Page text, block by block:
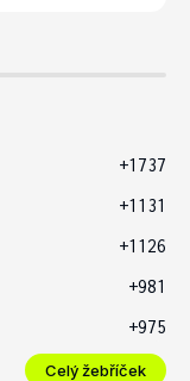
+1737
+1131
+1126
+981
+975
Celý žebříček